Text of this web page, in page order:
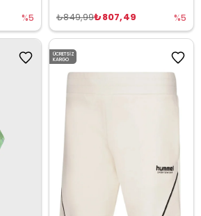
%5 ₺807,49
₺849,99 %5
ÜCRETSIZ
KARGO